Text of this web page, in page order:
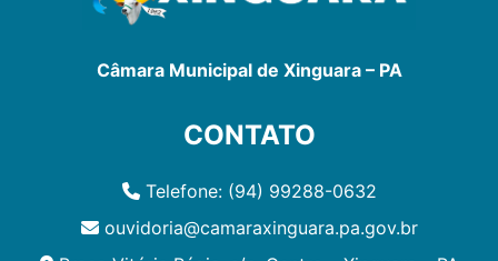
Câmara Municipal de Xinguara – PA
CONTATO
Telefone: (94) 99288-0632
ouvidoria@camaraxinguara.pa.gov.br